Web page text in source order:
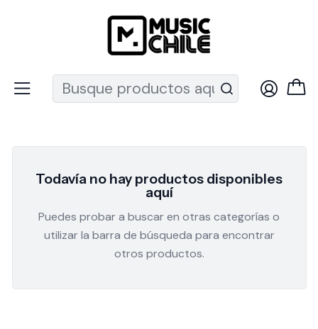
Recuerda que ahora nos puedes encontrar en el MUT
Inicio NUX
NUX
Todavía no hay productos disponibles
aquí
Puedes probar a buscar en otras categorías o
utilizar la barra de búsqueda para encontrar
otros productos.